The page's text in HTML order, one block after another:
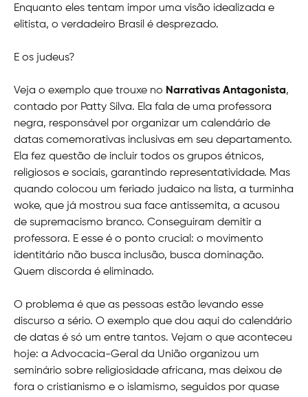
Enquanto eles tentam impor uma visão idealizada e
elitista, o verdadeiro Brasil é desprezado.
E os judeus?
Veja o exemplo que trouxe no Narrativas Antagonista,
contado por Patty Silva. Ela fala de uma professora
negra, responsável por organizar um calendário de
datas comemorativas inclusivas em seu departamento.
Ela fez questão de incluir todos os grupos étnicos,
religiosos e sociais, garantindo representatividade. Mas
quando colocou um feriado judaico na lista, a turminha
woke, que já mostrou sua face antissemita, a acusou
de supremacismo branco. Conseguiram demitir a
professora. E esse é o ponto crucial: o movimento
identitário não busca inclusão, busca dominação.
Quem discorda é eliminado.
O problema é que as pessoas estão levando esse
discurso a sério. O exemplo que dou aqui do calendário
de datas é só um entre tantos. Vejam o que aconteceu
hoje: a Advocacia-Geral da União organizou um
seminário sobre religiosidade africana, mas deixou de
fora o cristianismo e o islamismo, seguidos por quase